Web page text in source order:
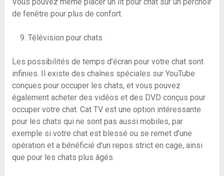
de fenêtre pour plus de confort.
Télévision pour chats
Les possibilités de temps d’écran pour votre chat sont
infinies. Il existe des chaînes spéciales sur YouTube
conçues pour occuper les chats, et vous pouvez
également acheter des vidéos et des DVD conçus pour
occuper votre chat. Cat TV est une option intéressante
pour les chats qui ne sont pas aussi mobiles, par
exemple si votre chat est blessé ou se remet d’une
opération et a bénéficié d’un repos strict en cage, ainsi
que pour les chats plus âgés.